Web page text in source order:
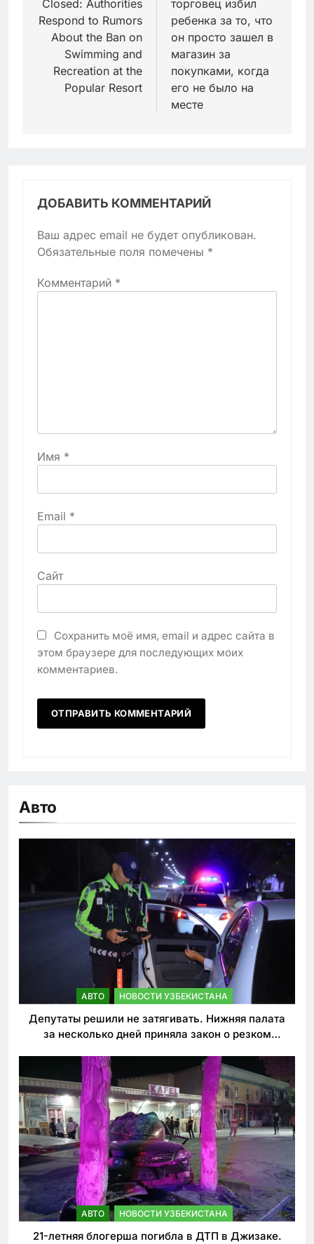
записям
Closed: Authorities
Respond to Rumors
About the Ban on
Swimming and
Recreation at the
Popular Resort
торговец избил
ребенка за то, что
он просто зашел в
магазин за
покупками, когда
его не было на
месте
ДОБАВИТЬ КОММЕНТАРИЙ
Ваш адрес email не будет опубликован.
Обязательные поля помечены *
Комментарий *
Имя *
Email *
Сайт
Сохранить моё имя, email и адрес сайта в
этом браузере для последующих моих
комментариев.
Авто
АВТО НОВОСТИ УЗБЕКИСТАНА
Депутаты решили не затягивать. Нижняя палата
за несколько дней приняла закон о резком
АВТО НОВОСТИ УЗБЕКИСТАНА
21-летняя блогерша погибла в ДТП в Джизаке.